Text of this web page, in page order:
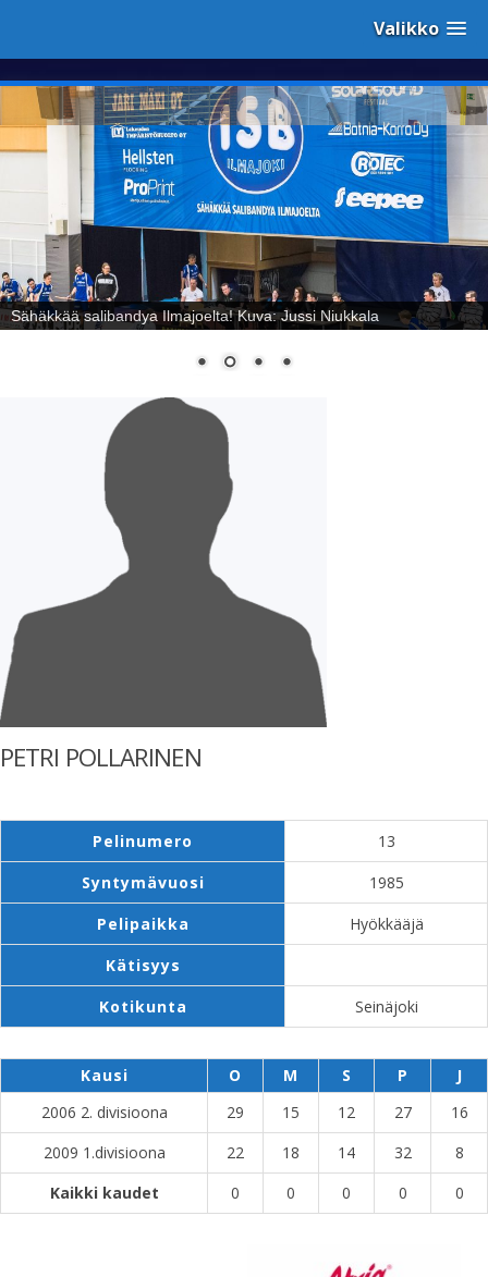
Valikko
Sähäkkää salibandya Ilmajoelta! Kuva: Jussi Niukkala
PETRI POLLARINEN
Pelinumero
13
Syntymävuosi
1985
Pelipaikka
Hyökkääjä
Kätisyys
Kotikunta
Seinäjoki
Kausi O M S P
J
2006 2. divisioona
29 15 12 27
16
2009 1.divisioona
22 18 14 32
8
Kaikki kaudet
0 0 0 0 0